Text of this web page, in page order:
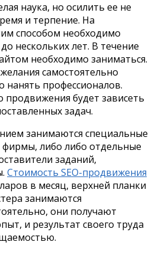
наука, но осилить ее не
и терпение. На
способом необходимо
нескольких лет. В течение
необходимо заниматься.
самостоятельно
нанять профессионалов.
продвижения будет зависеть
задач.
занимаются специальные
либо либо отдельные
заданий,
Стоимость SEO-продвижения
в месяц, верхней планки
занимаются
они получают
и результат своего труда